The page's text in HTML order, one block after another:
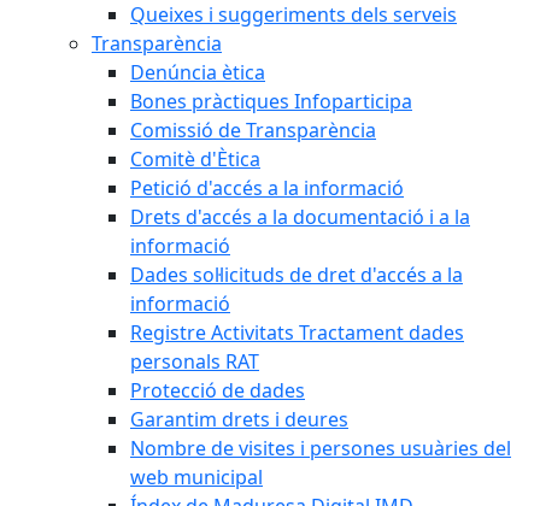
Queixes i suggeriments dels serveis
Transparència
Denúncia ètica
Bones pràctiques Infoparticipa
Comissió de Transparència
Comitè d'Ètica
Petició d'accés a la informació
Drets d'accés a la documentació i a la
informació
Dades sol·licituds de dret d'accés a la
informació
Registre Activitats Tractament dades
personals RAT
Protecció de dades
Garantim drets i deures
Nombre de visites i persones usuàries del
web municipal